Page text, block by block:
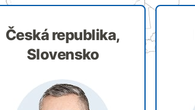
Česká republika,
Slovensko